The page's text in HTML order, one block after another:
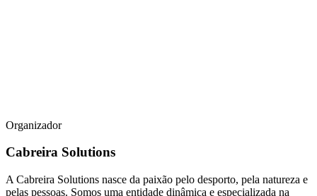
Organizador
Cabreira Solutions
A Cabreira Solutions nasce da paixão pelo desporto, pela natureza e
pelas pessoas. Somos uma entidade dinâmica e especializada na